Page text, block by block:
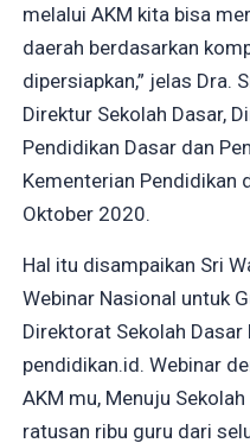
melalui AKM kita bisa
daerah berdasarkan
dipersiapkan,” jelas Dra.
Direktur Sekolah Dasar,
Pendidikan Dasar dan
Kementerian Pendidikan
Oktober 2020.
Hal itu disampaikan Sri
Webinar Nasional untuk
Direktorat Sekolah
pendidikan.id. Webinar
AKM mu, Menuju
ratusan ribu guru dari